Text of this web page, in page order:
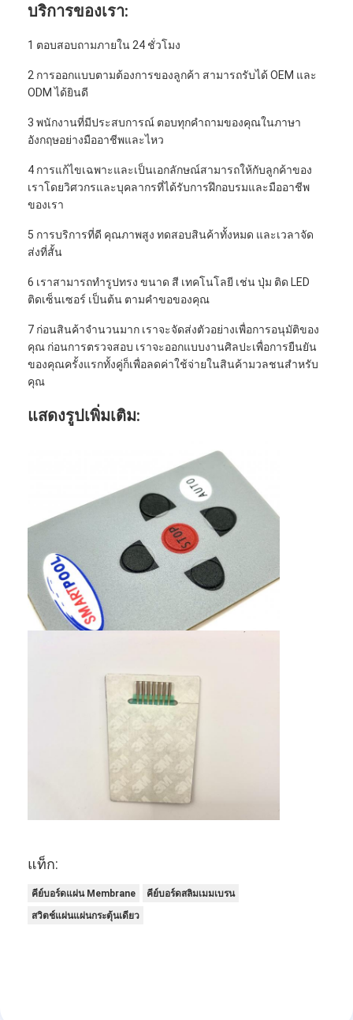
บริการของเรา:
1 ตอบสอบถามภายใน 24 ชั่วโมง
2 การออกแบบตามต้องการของลูกค้า สามารถรับได้ OEM และ
ODM ได้ยินดี
3 พนักงานที่มีประสบการณ์ ตอบทุกคําถามของคุณในภาษา
อังกฤษอย่างมืออาชีพและไหว
4 การแก้ไขเฉพาะและเป็นเอกลักษณ์สามารถให้กับลูกค้าของ
เราโดยวิศวกรและบุคลากรที่ได้รับการฝึกอบรมและมืออาชีพ
ของเรา
5 การบริการที่ดี คุณภาพสูง ทดสอบสินค้าทั้งหมด และเวลาจัด
ส่งที่สั้น
6 เราสามารถทํารูปทรง ขนาด สี เทคโนโลยี เช่น ปุ่ม ติด LED
ติดเซ็นเซอร์ เป็นต้น ตามคําขอของคุณ
7 ก่อนสินค้าจํานวนมาก เราจะจัดส่งตัวอย่างเพื่อการอนุมัติของ
คุณ ก่อนการตรวจสอบ เราจะออกแบบงานศิลปะเพื่อการยืนยัน
ของคุณครั้งแรกทั้งคู่ก็เพื่อลดค่าใช้จ่ายในสินค้ามวลชนสําหรับ
คุณ
แสดงรูปเพิ่มเติม:
แท็ก:
คีย์บอร์ดแผ่น Membrane
คีย์บอร์ดสลิมเมมเบรน
สวิตช์แผ่นแผ่นกระตุ้นเดียว